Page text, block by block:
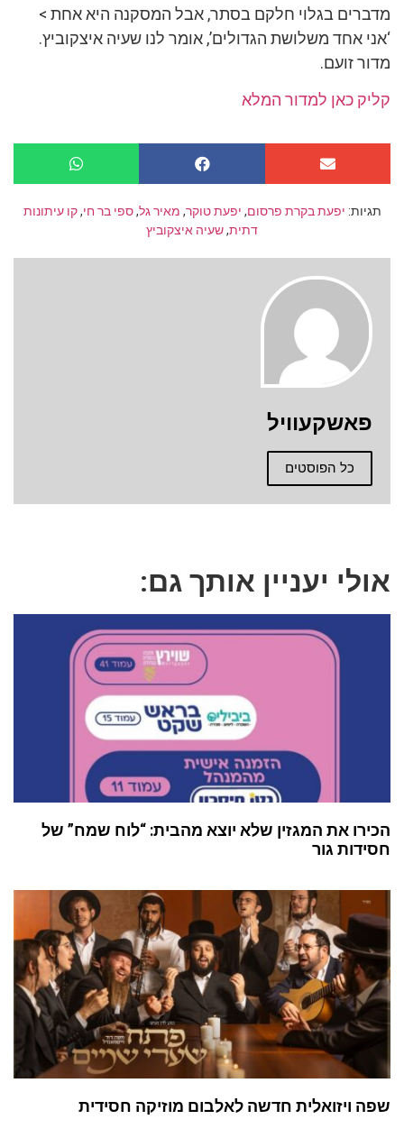
מדברים בגלוי חלקם בסתר, אבל המסקנה היא אחת >
‘אני אחד משלושת הגדולים’, אומר לנו שעיה איצקוביץ.
מדור זועם.
קליק כאן למדור המלא
תגיות: יפעת בקרת פרסום, יפעת טוקר, מאיר גל,ספי בר חי,קו עיתונות
דתית,שעיה איצקוביץ
פאשקעוויל
כל הפוסטים
אולי יעניין אותך גם:
הכירו את המגזין שלא יוצא מהבית: “לוח שמח” של
חסידות גור
שפה ויזואלית חדשה לאלבום מוזיקה חסידית